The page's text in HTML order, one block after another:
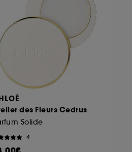
des Fleurs Cedrus
Solide
4